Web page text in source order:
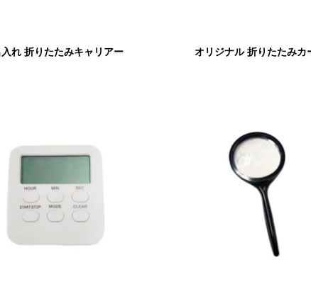
れ 折りたたみキャリアー オリジナル 折りたたみカ